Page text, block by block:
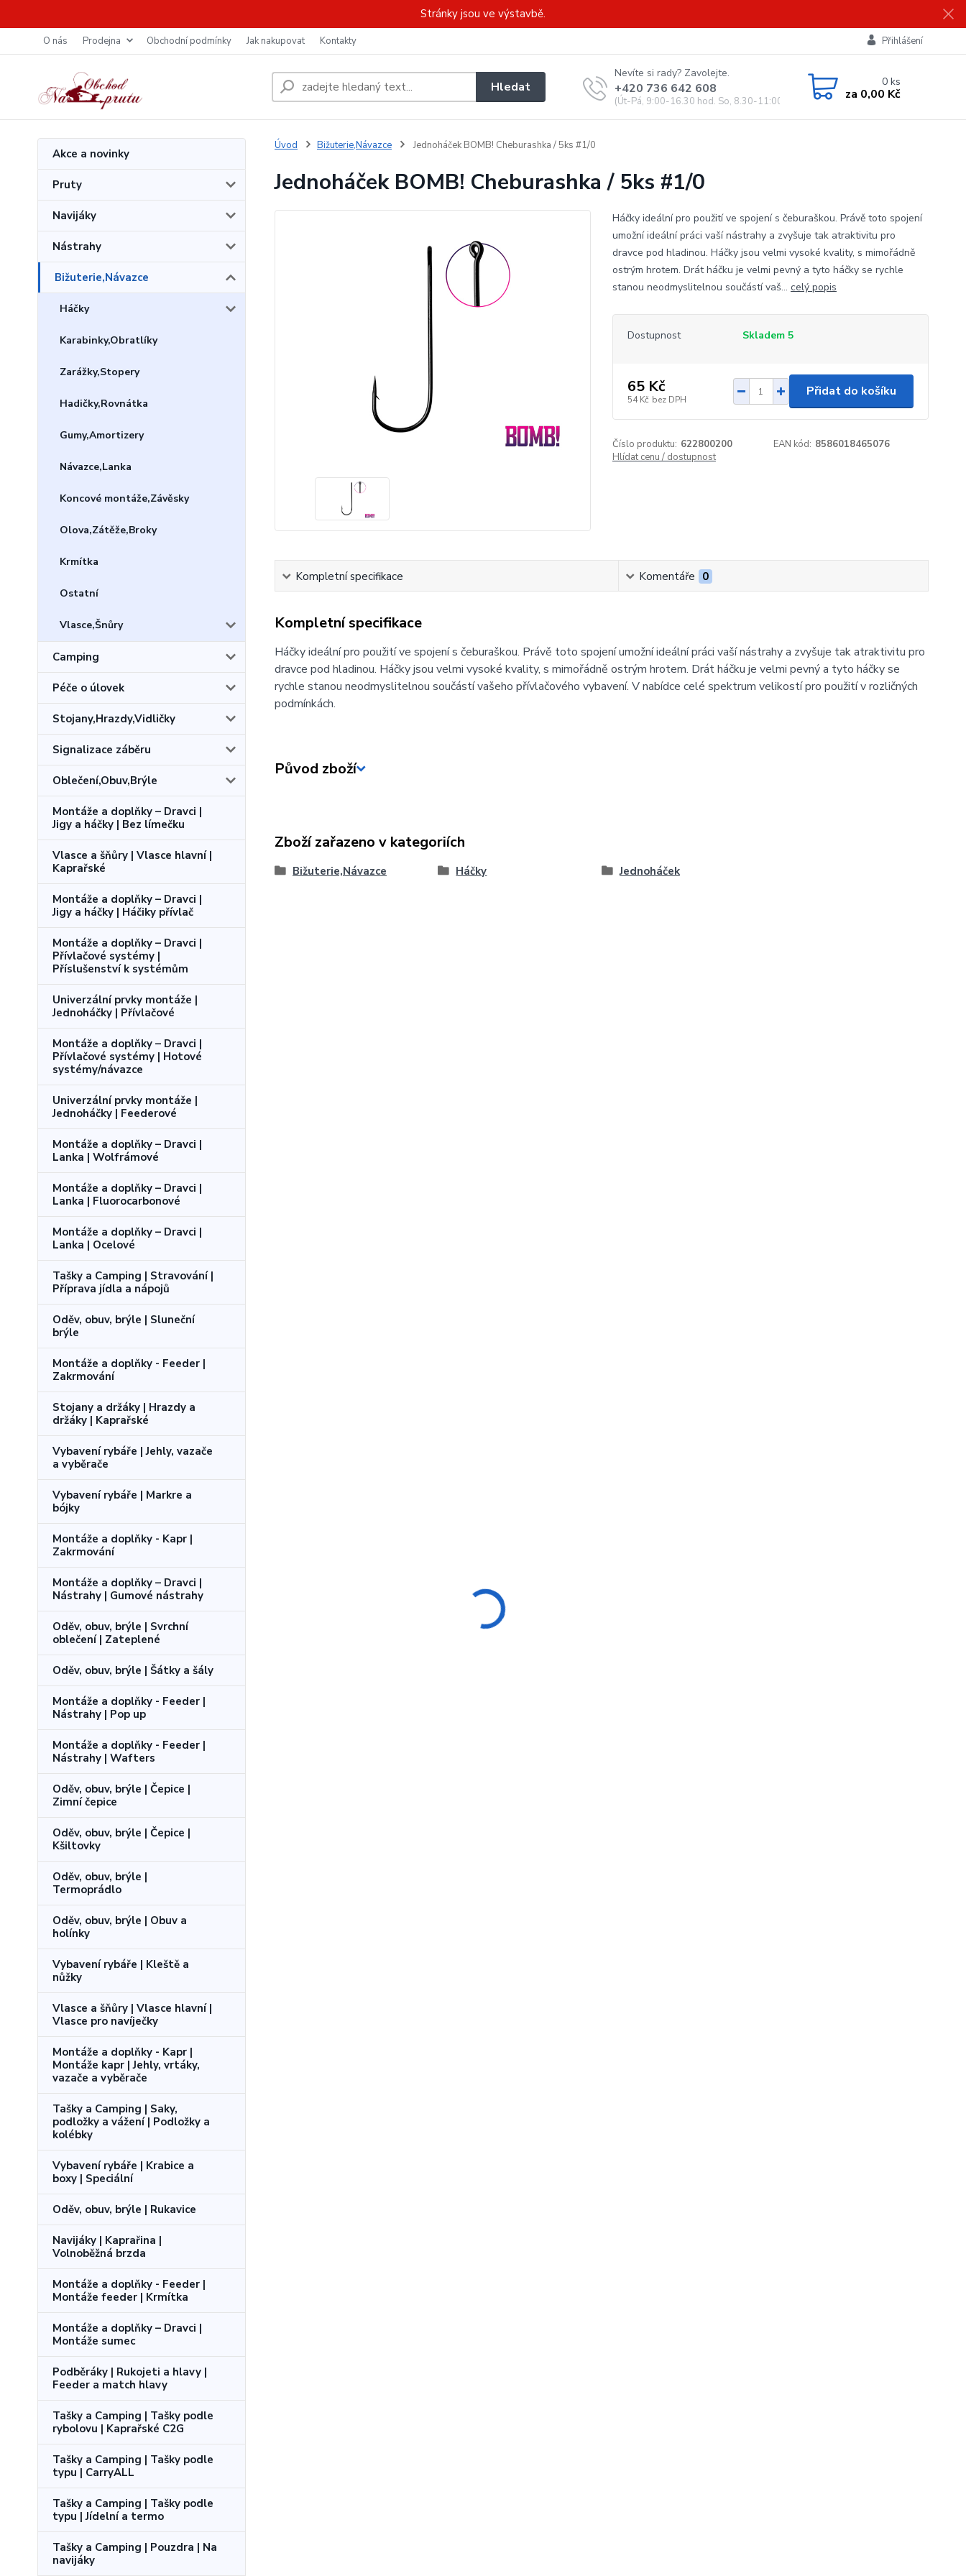
Stránky jsou ve výstavbě.
O nás Prodejna Obchodní podmínky Jak nakupovat Kontakty Přihlášení
Hledat
Nevíte si rady? Zavolejte.
+420 736 642 608
(Út-Pá, 9:00-16.30 hod. So, 8.30-11:00 hod.)
0ks
za 0,00 Kč
Akce a novinky
Pruty
Navijáky
Nástrahy
Bižuterie,Návazce
Háčky
Karabinky,Obratlíky
Zarážky,Stopery
Hadičky,Rovnátka
Gumy,Amortizery
Návazce,Lanka
Koncové montáže,Závěsky
Olova,Zátěže,Broky
Krmítka
Ostatní
Vlasce,Šnůry
Camping
Péče o úlovek
Stojany,Hrazdy,Vidličky
Signalizace záběru
Oblečení,Obuv,Brýle
Montáže a doplňky – Dravci |
Jigy a háčky | Bez límečku
Vlasce a šňůry | Vlasce hlavní |
Kaprařské
Montáže a doplňky – Dravci |
Jigy a háčky | Háčiky přívlač
Montáže a doplňky – Dravci |
Přívlačové systémy |
Příslušenství k systémům
Univerzální prvky montáže |
Jednoháčky | Přívlačové
Montáže a doplňky – Dravci |
Přívlačové systémy | Hotové
systémy/návazce
Univerzální prvky montáže |
Jednoháčky | Feederové
Montáže a doplňky – Dravci |
Lanka | Wolfrámové
Montáže a doplňky – Dravci |
Lanka | Fluorocarbonové
Montáže a doplňky – Dravci |
Lanka | Ocelové
Tašky a Camping | Stravování |
Příprava jídla a nápojů
Oděv, obuv, brýle | Sluneční
brýle
Montáže a doplňky - Feeder |
Zakrmování
Stojany a držáky | Hrazdy a
držáky | Kaprařské
Vybavení rybáře | Jehly, vazače
a vyběrače
Vybavení rybáře | Markre a
bójky
Montáže a doplňky - Kapr |
Zakrmování
Montáže a doplňky – Dravci |
Nástrahy | Gumové nástrahy
Oděv, obuv, brýle | Svrchní
oblečení | Zateplené
Oděv, obuv, brýle | Šátky a šály
Montáže a doplňky - Feeder |
Nástrahy | Pop up
Montáže a doplňky - Feeder |
Nástrahy | Wafters
Oděv, obuv, brýle | Čepice |
Zimní čepice
Oděv, obuv, brýle | Čepice |
Kšiltovky
Oděv, obuv, brýle |
Termoprádlo
Oděv, obuv, brýle | Obuv a
holínky
Vybavení rybáře | Kleště a
nůžky
Vlasce a šňůry | Vlasce hlavní |
Vlasce pro navíječky
Montáže a doplňky - Kapr |
Montáže kapr | Jehly, vrtáky,
vazače a vyběrače
Tašky a Camping | Saky,
podložky a vážení | Podložky a
kolébky
Vybavení rybáře | Krabice a
boxy | Speciální
Oděv, obuv, brýle | Rukavice
Navijáky | Kaprařina |
Volnoběžná brzda
Montáže a doplňky - Feeder |
Montáže feeder | Krmítka
Montáže a doplňky – Dravci |
Montáže sumec
Podběráky | Rukojeti a hlavy |
Feeder a match hlavy
Tašky a Camping | Tašky podle
rybolovu | Kaprařské C2G
Tašky a Camping | Tašky podle
typu | CarryALL
Tašky a Camping | Tašky podle
typu | Jídelní a termo
Tašky a Camping | Pouzdra | Na
navijáky
Úvod Bižuterie,Návazce Jednoháček BOMB! Cheburashka / 5ks #1/0
Jednoháček BOMB! Cheburashka / 5ks #1/0
Háčky ideální pro použití ve spojení s čeburaškou. Právě toto spojení
umožní ideální práci vaší nástrahy a zvyšuje tak atraktivitu pro
dravce pod hladinou. Háčky jsou velmi vysoké kvality, s mimořádně
ostrým hrotem. Drát háčku je velmi pevný a tyto háčky se rychle
stanou neodmyslitelnou součástí vaš... celý popis
Dostupnost Skladem 5
65 Kč
54 Kč bez DPH
Přidat do košíku
Číslo produktu: 622800200 EAN kód: 8586018465076
Hlídat cenu / dostupnost
Kompletní specifikace Komentáře 0
Kompletní specifikace
Háčky ideální pro použití ve spojení s čeburaškou. Právě toto spojení umožní ideální práci vaší nástrahy a zvyšuje tak atraktivitu pro
dravce pod hladinou. Háčky jsou velmi vysoké kvality, s mimořádně ostrým hrotem. Drát háčku je velmi pevný a tyto háčky se
rychle stanou neodmyslitelnou součástí vašeho přívlačového vybavení. V nabídce celé spektrum velikostí pro použití v rozličných
podmínkách.
Původ zboží
Zboží zařazeno v kategoriích
Bižuterie,Návazce Háčky Jednoháček